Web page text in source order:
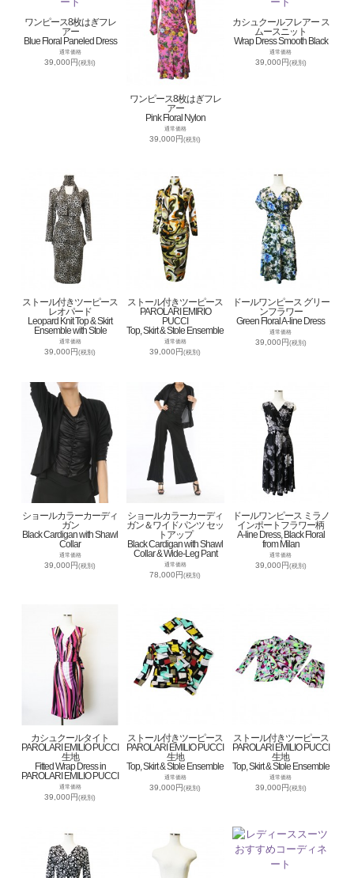
ワンピース8枚はぎフレ
アー
Blue Floral Paneled Dress
通常価格
39,000円(税別)
ワンピース8枚はぎフレ
アー
Pink Floral Nylon
通常価格
39,000円(税別)
カシュクールフレアー ス
ムースニット
Wrap Dress Smooth Black
通常価格
39,000円(税別)
ストール付きツーピース
レオパード
Leopard Knit Top & Skirt
Ensemble with Stole
通常価格
39,000円(税別)
ストール付きツーピース
PAROLARI EMIRIO
PUCCI
Top, Skirt & Stole Ensemble
通常価格
39,000円(税別)
ドールワンピース グリー
ンフラワー
Green Floral A-line Dress
通常価格
39,000円(税別)
ショールカラーカーディ
ガン
Black Cardigan with Shawl
Collar
通常価格
39,000円(税別)
ショールカラーカーディ
ガン＆ワイドパンツ セッ
トアップ
Black Cardigan with Shawl
Collar & Wide-Leg Pant
通常価格
78,000円(税別)
ドールワンピース ミラノ
インポートフラワー柄
A-line Dress, Black Floral
from Milan
通常価格
39,000円(税別)
カシュクールタイト
PAROLARI EMILIO PUCCI
生地
Fitted Wrap Dress in
PAROLARI EMILIO PUCCI
通常価格
39,000円(税別)
ストール付きツーピース
PAROLARI EMILIO PUCCI
生地
Top, Skirt & Stole Ensemble
通常価格
39,000円(税別)
ストール付きツーピース
PAROLARI EMILIO PUCCI
生地
Top, Skirt & Stole Ensemble
通常価格
39,000円(税別)